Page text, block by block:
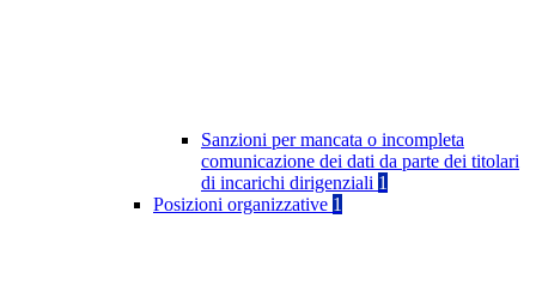
Sanzioni per mancata o incompleta
comunicazione dei dati da parte dei titolari
di incarichi dirigenziali 1
Posizioni organizzative 1